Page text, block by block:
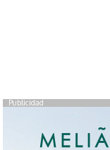
Publicidad